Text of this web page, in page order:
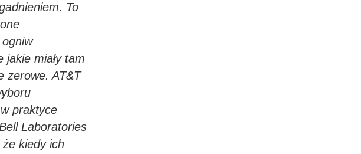
To
jakie miały tam
zerowe. AT&T
praktyce
Laboratories
kiedy ich